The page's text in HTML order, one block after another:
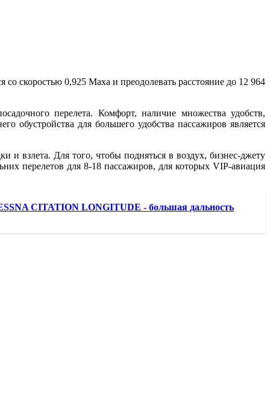
скоростью 0,925 Маха и преодолевать расстояние до 12 964
перелета. Комфорт, наличие множества удобств,
обустройства для большего удобства пассажиров является
и взлета. Для того, чтобы подняться в воздух, бизнес-джету
перелетов для 8-18 пассажиров, для которых VIP-авиация
CITATION LONGITUDE - большая дальность